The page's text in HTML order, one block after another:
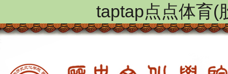
taptap点点体育(